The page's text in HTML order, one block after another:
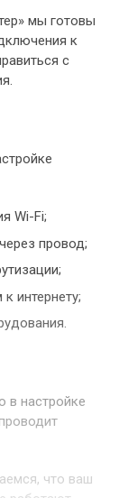
мы готовы
к
с
Wi-Fi;
провод;
интернету;
настройке
что ваш